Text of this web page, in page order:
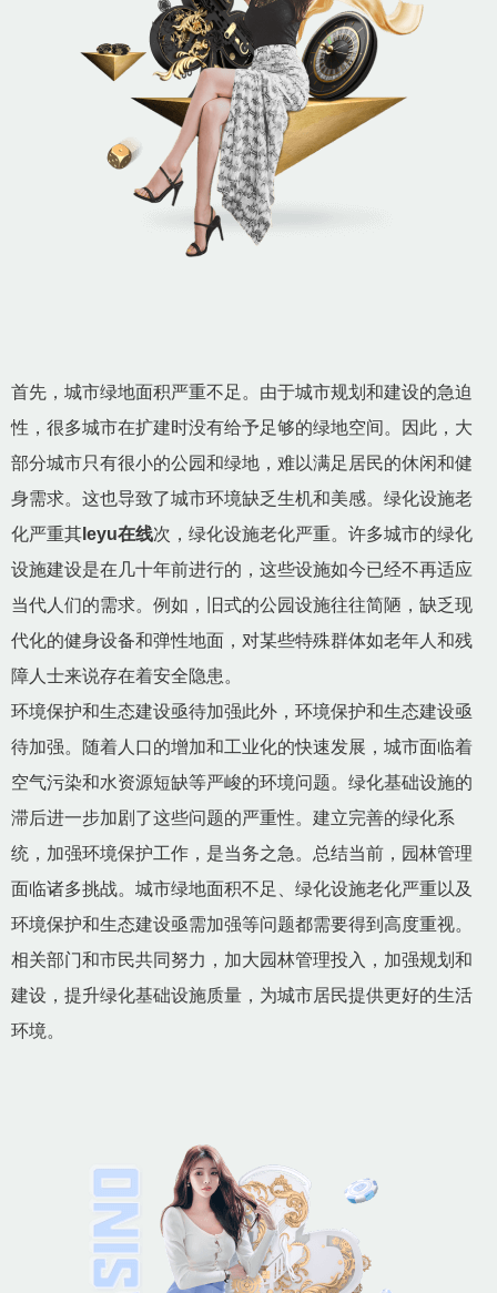
首先，城市绿地面积严重不足。由于城市规划和建设的急迫
性，很多城市在扩建时没有给予足够的绿地空间。因此，大
部分城市只有很小的公园和绿地，难以满足居民的休闲和健
身需求。这也导致了城市环境缺乏生机和美感。绿化设施老
化严重其 leyu在线次，绿化设施老化严重。许多城市的绿化
设施建设是在几十年前进行的，这些设施如今已经不再适应
当代人们的需求。例如，旧式的公园设施往往简陋，缺乏现
代化的健身设备和弹性地面，对某些特殊群体如老年人和残
障人士来说存在着安全隐患。
环境保护和生态建设亟待加强此外，环境保护和生态建设亟
待加强。随着人口的增加和工业化的快速发展，城市面临着
空气污染和水资源短缺等严峻的环境问题。绿化基础设施的
滞后进一步加剧了这些问题的严重性。建立完善的绿化系
统，加强环境保护工作，是当务之急。总结当前，园林管理
面临诸多挑战。城市绿地面积不足、绿化设施老化严重以及
环境保护和生态建设亟需加强等问题都需要得到高度重视。
相关部门和市民共同努力，加大园林管理投入，加强规划和
建设，提升绿化基础设施质量，为城市居民提供更好的生活
环境。